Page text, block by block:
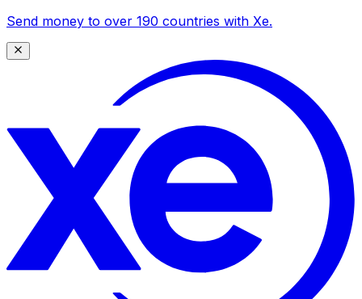
Send money to over 190 countries with Xe.